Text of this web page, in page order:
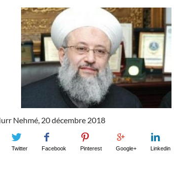
Nehmé, 20 décembre 2018
Twitter Facebook Pinterest Google+ Linkedin